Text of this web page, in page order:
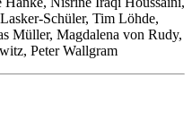
Schüler, Tim Löhde,
Müller, Magdalena von Rudy,
Peter Wallgram